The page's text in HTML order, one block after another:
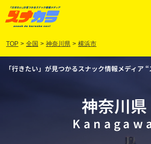
TOP > 全国 > 神奈川県 > 横浜市
「行きたい」が見つかるスナック情報メディア
神奈川県